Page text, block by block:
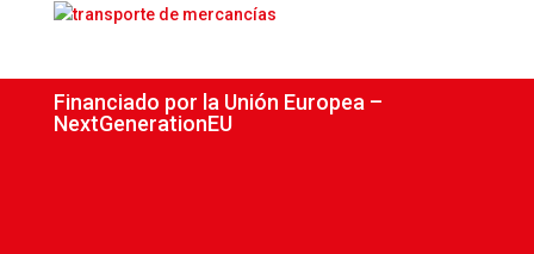
Financiado por la Unión Europea –
NextGenerationEU